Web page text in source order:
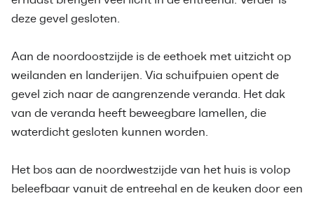
deze gevel gesloten.
Aan de noordoostzijde is de eethoek met uitzicht op
weilanden en landerijen. Via schuifpuien opent de
gevel zich naar de aangrenzende veranda. Het dak
van de veranda heeft beweegbare lamellen, die
waterdicht gesloten kunnen worden.
Het bos aan de noordwestzijde van het huis is volop
beleefbaar vanuit de entreehal en de keuken door een